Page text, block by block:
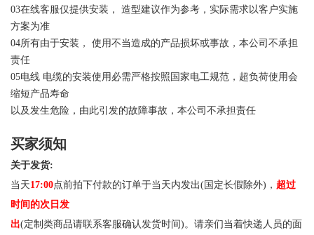
03在线客服仅提供安装， 造型建议作为参考，实际需求以客户实施
方案为准
04所有由于安装， 使用不当造成的产品损坏或事故，本公司不承担
责任
05电线 电缆的安装使用必需严格按照国家电工规范，超负荷使用会
缩短产品寿命
以及发生危险，由此引发的故障事故，本公司不承担责任
买家须知
关于发货:
当天17:00点前拍下付款的订单于当天内发出(国定长假除外)， 超过
时间的次日发
出(定制类商品请联系客服确认发货时间)。请亲们当着快递人员的面